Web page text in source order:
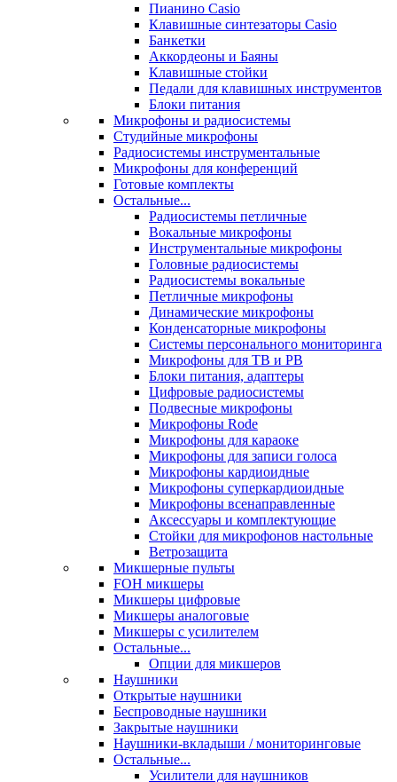
Пианино Casio
Клавишные синтезаторы Casio
Банкетки
Аккордеоны и Баяны
Клавишные стойки
Педали для клавишных инструментов
Блоки питания
Микрофоны и радиосистемы
Студийные микрофоны
Радиосистемы инструментальные
Микрофоны для конференций
Готовые комплекты
Остальные...
Радиосистемы петличные
Вокальные микрофоны
Инструментальные микрофоны
Головные радиосистемы
Радиосистемы вокальные
Петличные микрофоны
Динамические микрофоны
Конденсаторные микрофоны
Системы персонального мониторинга
Микрофоны для ТВ и РВ
Блоки питания, адаптеры
Цифровые радиосистемы
Подвесные микрофоны
Микрофоны Rode
Микрофоны для караоке
Микрофоны для записи голоса
Микрофоны кардиоидные
Микрофоны суперкардиоидные
Микрофоны всенаправленные
Аксессуары и комплектующие
Стойки для микрофонов настольные
Ветрозащита
Микшерные пульты
FOH микшеры
Микшеры цифровые
Микшеры аналоговые
Микшеры с усилителем
Остальные...
Опции для микшеров
Наушники
Открытые наушники
Беспроводные наушники
Закрытые наушники
Наушники-вкладыши / мониторинговые
Остальные...
Усилители для наушников